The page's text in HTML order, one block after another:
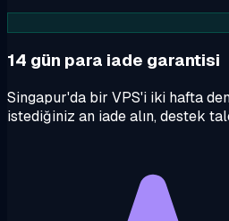
14 gün para iade garantisi
Singapur'da bir VPS'i iki hafta
istediğiniz an iade alın, destek